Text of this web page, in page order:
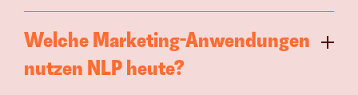
Welche Marketing-Anwendungen
nutzen NLP heute?